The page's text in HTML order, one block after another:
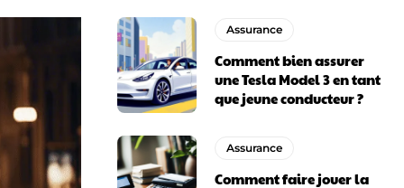
Assurance
Comment bien assurer
une Tesla Model 3 en tant
que jeune conducteur ?
Assurance
Comment faire jouer la